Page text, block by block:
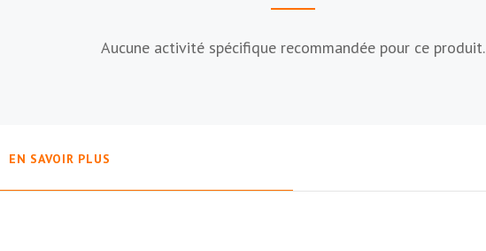
Aucune activité spécifique recommandée pour ce produit.
EN SAVOIR PLUS